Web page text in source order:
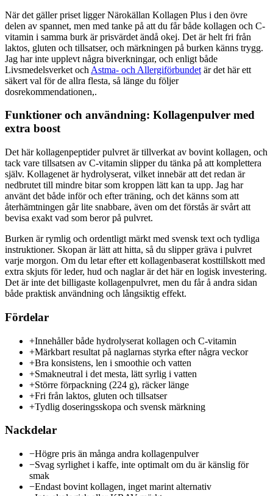
När det gäller priset ligger Närokällan Kollagen Plus i den övre
delen av spannet, men med tanke på att du får både kollagen och C-
vitamin i samma burk är prisvärdet ändå okej. Det är helt fri från
laktos, gluten och tillsatser, och märkningen på burken känns trygg.
Jag har inte upplevt några biverkningar, och enligt både
Livsmedelsverket och Astma- och Allergiförbundet är det här ett
säkert val för de allra flesta, så länge du följer
dosrekommendationen,.
Funktioner och användning: Kollagenpulver med
extra boost
Det här kollagenpeptider pulvret är tillverkat av bovint kollagen, och
tack vare tillsatsen av C-vitamin slipper du tänka på att komplettera
själv. Kollagenet är hydrolyserat, vilket innebär att det redan är
nedbrutet till mindre bitar som kroppen lätt kan ta upp. Jag har
använt det både inför och efter träning, och det känns som att
återhämtningen går lite snabbare, även om det förstås är svårt att
bevisa exakt vad som beror på pulvret.
Burken är rymlig och ordentligt märkt med svensk text och tydliga
instruktioner. Skopan är lätt att hitta, så du slipper gräva i pulvret
varje morgon. Om du letar efter ett kollagenbaserat kosttillskott med
extra skjuts för leder, hud och naglar är det här en logisk investering.
Det är inte det billigaste kollagenpulvret, men du får å andra sidan
både praktisk användning och långsiktig effekt.
Fördelar
+Innehåller både hydrolyserat kollagen och C-vitamin
+Märkbart resultat på naglarnas styrka efter några veckor
+Bra konsistens, len i smoothie och vatten
+Smakneutral i det mesta, lätt syrlig i vatten
+Större förpackning (224 g), räcker länge
+Fri från laktos, gluten och tillsatser
+Tydlig doseringsskopa och svensk märkning
Nackdelar
−Högre pris än många andra kollagenpulver
−Svag syrlighet i kaffe, inte optimalt om du är känslig för
smak
−Endast bovint kollagen, inget marint alternativ